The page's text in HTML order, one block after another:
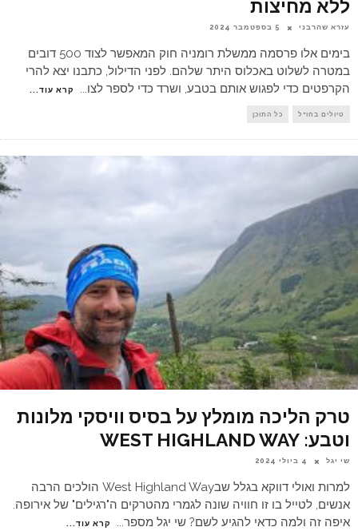
ללא מחיצות
עזרא שהרבני 5 בספטמבר 2024
בימים אלו פרסמה ממשלת רומניה חוק המאפשר לצוד 500 דובים
במטרה לשלוט באכלוס היתר שלהם. לפני הדילול, כתבנו יצא להרי
הקרפטים כדי לפגוש אותם בטבע, ושרד כדי לספר לצו... קרא עוד...
טיולים בחו"ל כל התוכן
טרק הליכה מומלץ על בסיס וויסקי מלונות
וטבע: WEST HIGHLAND WAY
שי יגל 4 ביולי 2024
למרות ואולי דווקא בגלל שבWest Highland Way הולכים הרבה
אנשים, לטייל בו זו חוויה שונה לגמרי מהטרקים ה"רגילים" של אירופה.
איפה זה ולמה כדאי להגיע לשם? שי יגל מספר... קרא עוד...